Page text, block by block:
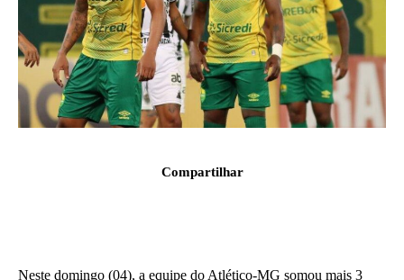
Compartilhar
Neste domingo (04), a equipe do Atlético-MG somou mais 3